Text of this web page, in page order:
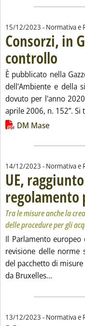
15/12/2023 - Normativa e
Consorzi, in
controllo
È pubblicato nella
dell'Ambiente e della
dovuto per l'anno
aprile 2006, n. 152”. Si
Lista allegati
DM Mase
14/12/2023 - Normativa e
UE,
Tra le misure anche la
delle procedure per gli
Il Parlamento
revisione delle norme
del pacchetto di
da Bruxelles...
13/12/2023 - Normativa e